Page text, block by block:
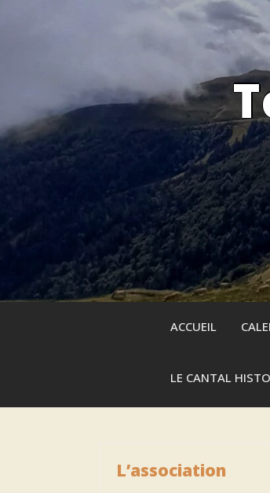
ACCUEIL
LE CANTAL
L’association